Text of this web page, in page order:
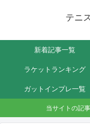
テニ
新着記事一覧
ラケットランキング
ガットインプレ一覧
当サイトの記